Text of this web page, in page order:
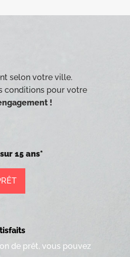
selon votre ville.
conditions pour votre
!
15 ans*
de prêt, vous pouvez